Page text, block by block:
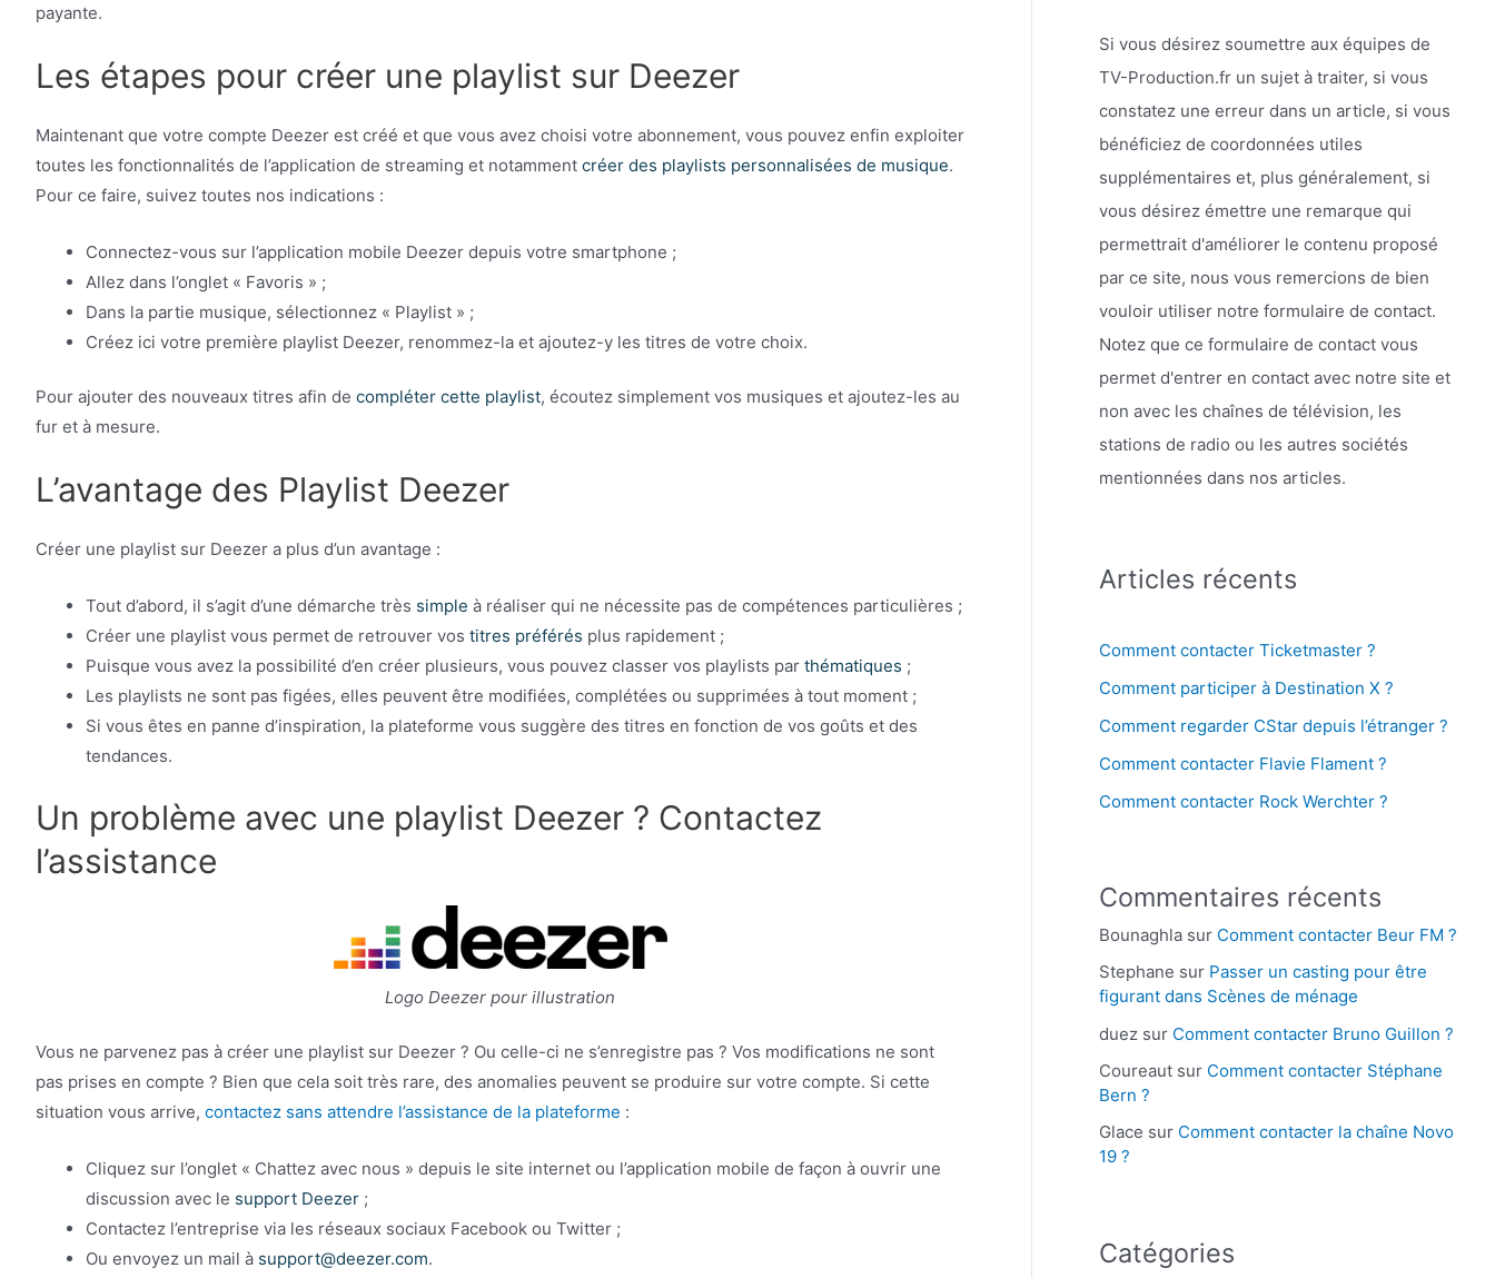
payante.
Les étapes pour créer une playlist sur Deezer
Maintenant que votre compte Deezer est créé et que vous avez choisi votre abonnement, vous pouvez enfin exploiter
toutes les fonctionnalités de l’application de streaming et notamment créer des playlists personnalisées de musique.
Pour ce faire, suivez toutes nos indications :
Connectez-vous sur l’application mobile Deezer depuis votre smartphone ;
Allez dans l’onglet « Favoris » ;
Dans la partie musique, sélectionnez « Playlist » ;
Créez ici votre première playlist Deezer, renommez-la et ajoutez-y les titres de votre choix.
Pour ajouter des nouveaux titres afin de compléter cette playlist, écoutez simplement vos musiques et ajoutez-les au
fur et à mesure.
L’avantage des Playlist Deezer
Créer une playlist sur Deezer a plus d’un avantage :
Tout d’abord, il s’agit d’une démarche très simple à réaliser qui ne nécessite pas de compétences particulières ;
Créer une playlist vous permet de retrouver vos titres préférés plus rapidement ;
Puisque vous avez la possibilité d’en créer plusieurs, vous pouvez classer vos playlists par thématiques ;
Les playlists ne sont pas figées, elles peuvent être modifiées, complétées ou supprimées à tout moment ;
Si vous êtes en panne d’inspiration, la plateforme vous suggère des titres en fonction de vos goûts et des
tendances.
Un problème avec une playlist Deezer ? Contactez
l’assistance
Logo Deezer pour illustration
Vous ne parvenez pas à créer une playlist sur Deezer ? Ou celle-ci ne s’enregistre pas ? Vos modifications ne sont
pas prises en compte ? Bien que cela soit très rare, des anomalies peuvent se produire sur votre compte. Si cette
situation vous arrive, contactez sans attendre l’assistance de la plateforme :
Cliquez sur l’onglet « Chattez avec nous » depuis le site internet ou l’application mobile de façon à ouvrir une
discussion avec le support Deezer ;
Contactez l’entreprise via les réseaux sociaux Facebook ou Twitter ;
Ou envoyez un mail à support@deezer.com.
Si vous désirez soumettre aux équipes de
TV-Production.fr un sujet à traiter, si vous
constatez une erreur dans un article, si vous
bénéficiez de coordonnées utiles
supplémentaires et, plus généralement, si
vous désirez émettre une remarque qui
permettrait d'améliorer le contenu proposé
par ce site, nous vous remercions de bien
vouloir utiliser notre formulaire de contact.
Notez que ce formulaire de contact vous
permet d'entrer en contact avec notre site et
non avec les chaînes de télévision, les
stations de radio ou les autres sociétés
mentionnées dans nos articles.
Articles récents
Comment contacter Ticketmaster ?
Comment participer à Destination X ?
Comment regarder CStar depuis l’étranger ?
Comment contacter Flavie Flament ?
Comment contacter Rock Werchter ?
Commentaires récents
Bounaghla sur Comment contacter Beur FM ?
Stephane sur Passer un casting pour être
figurant dans Scènes de ménage
duez sur Comment contacter Bruno Guillon ?
Coureaut sur Comment contacter Stéphane
Bern ?
Glace sur Comment contacter la chaîne Novo
19 ?
Catégories